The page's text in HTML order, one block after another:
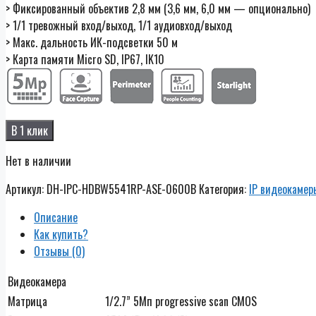
> Фиксированный объектив 2,8 мм (3,6 мм, 6,0 мм — опционально)
> 1/1 тревожный вход/выход, 1/1 аудиовход/выход
> Макс. дальность ИК-подсветки 50 м
> Карта памяти Micro SD, IP67, IK10
В 1 клик
Нет в наличии
Артикул: DH-IPC-HDBW5541RP-ASE-0600B Категория: IP
Описание
Как купить?
Отзывы (0)
Видеокамера
Матрица
1/2.7” 5Мп progressive scan CMOS